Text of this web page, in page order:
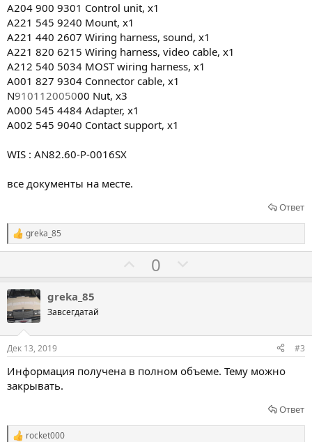
A204 900 9301 Control unit, x1
A221 545 9240 Mount, x1
A221 440 2607 Wiring harness, sound, x1
A221 820 6215 Wiring harness, video cable, x1
A212 540 5034 MOST wiring harness, x1
A001 827 9304 Connector cable, x1
N910112005000 Nut, x3
A000 545 4484 Adapter, x1
A002 545 9040 Contact support, x1
WIS : AN82.60-P-0016SX
все документы на месте.
Ответ
Р
е
и
и
:
greka_85
о
с
в
а
з
0
о
с
в
а
п
greka_85
Завсегдатай
Дек 13, 2019 #3
Информация получена в полном объеме. Тему можно
закрывать.
Ответ
Р
rocket000